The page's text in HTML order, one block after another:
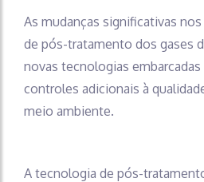
As mudanças significativas
de pós-tratamento dos gases
novas tecnologias embarcadas
controles adicionais à
meio ambiente.
A tecnologia de pós-